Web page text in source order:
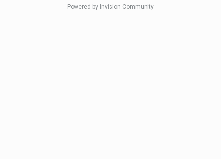
Powered by Invision Community